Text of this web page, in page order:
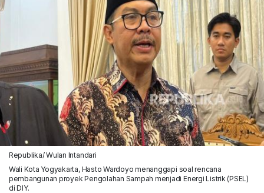
Republika/ Wulan Intandari
Wali Kota Yogyakarta, Hasto Wardoyo menanggapi soal rencana
pembangunan proyek Pengolahan Sampah menjadi Energi Listrik (PSEL)
di DIY.